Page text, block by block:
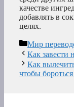
качестве
добавлять в
целях.
Рубрики
Мир
Как завести
Как
чтобы